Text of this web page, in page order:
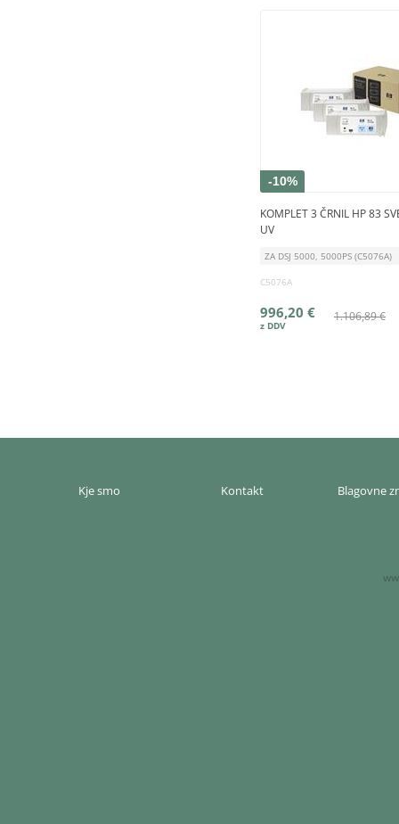
-10%
KOMPLET 3 ČRNIL HP 83
UV
ZA DSJ 5000, 5000PS (C5076A)
C5076A
1.106,89 €
996,20 €
Kje smo Kontakt Blagovne